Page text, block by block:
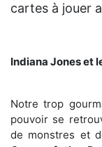
cartes à jouer
Indiana Jones et
Notre trop
pouvoir se
de monstres et